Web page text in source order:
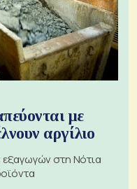
με
αργίλιο
στη Νότια